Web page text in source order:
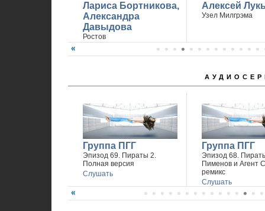
Лариса Бортникова,
Александра
Давыдова
Ростов
Алексей
Узел Милгрэма
Группа ПГГ
Эпизод 69. Пираты 2.
Полная версия
Слушать
Группа ПГГ
Эпизод 68.
Пименов и Агент
ремикс
Слушать